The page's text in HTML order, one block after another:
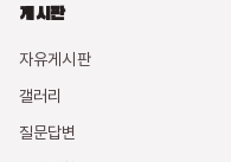
게시판
자유게시판
갤러리
질문답변